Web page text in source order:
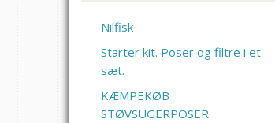
Nilfisk
Starter kit. Poser og filtre i et
sæt.
KÆMPEKØB
STØVSUGERPOSER